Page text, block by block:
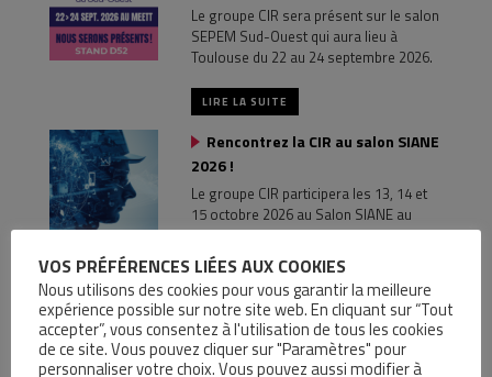
Le groupe CIR sera présent sur le salon
SEPEM Sud-Ouest qui aura lieu à
Toulouse du 22 au 24 septembre 2026.
LIRE LA SUITE
Rencontrez la CIR au salon SIANE
2026 !
Le groupe CIR participera les 13, 14 et
15 octobre 2026 au Salon SIANE au
MEETT Toulouse, pour vous faire
découvrir les gammes Cobotique,
Automatisme, Pneumatique et
Hydraulique.
LIRE LA SUITE
VOS PRÉFÉRENCES LIÉES AUX COOKIES
Nous utilisons des cookies pour vous garantir la meilleure
expérience possible sur notre site web. En cliquant sur “Tout
accepter”, vous consentez à l'utilisation de tous les cookies
de ce site. Vous pouvez cliquer sur "Paramètres" pour
personnaliser votre choix. Vous pouvez aussi modifier à